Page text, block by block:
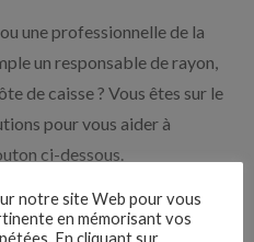
une professionnelle de la
un responsable de rayon,
de caisse ? Vous êtes sur le
pour vous aider à
ci-dessous.
entreprises
notre site Web pour vous
en mémorisant vos
En cliquant sur